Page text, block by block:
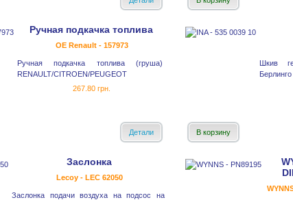
Ручная подкачка топлива
OE Renault - 157973
Ручная подкачка топлива (груша)
RENAULT/CITROEN/PEUGEOT
267.80 грн.
Детали
Шкив
В корзину
Заслонка
Lecoy - LEC 62050
Заслонка подачи воздуха на подсос на